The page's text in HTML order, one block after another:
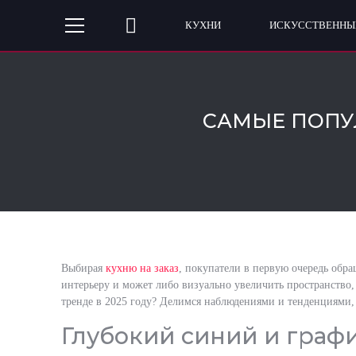
КУХНИ
САМЫЕ
Выбирая кухню на заказ , покупатели в первую очередь
интерьеру и может либо визуально увеличить
тренде в 2025 году? Делимся наблюдениями и
Глубокий синий и